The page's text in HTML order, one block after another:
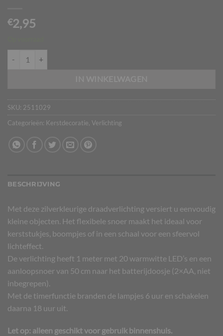
€2,95
SKU: 2511029
Categorieën: Kerstdecoratie, Verlichting
BESCHRIJVING
Met deze zilverkleurige draadverlichting versiert u eenvoudig
kleine objecten. Het flexibele snoer maakt het ideaal voor
kerststukjes, boompjes of in een schaal voor een sfeervol
lichteffect.
De verlichting heeft 1 meter met 20 warmwitte LED’s en een
aanloopsnoer van 50 cm naar het batterijdoosje (2×AA, niet
inbegrepen).
Met de timerfunctie branden de lampjes 6 uur en schakelen
daarna 18 uur uit.
Let op: alleen geschikt voor gebruik binnenshuis.